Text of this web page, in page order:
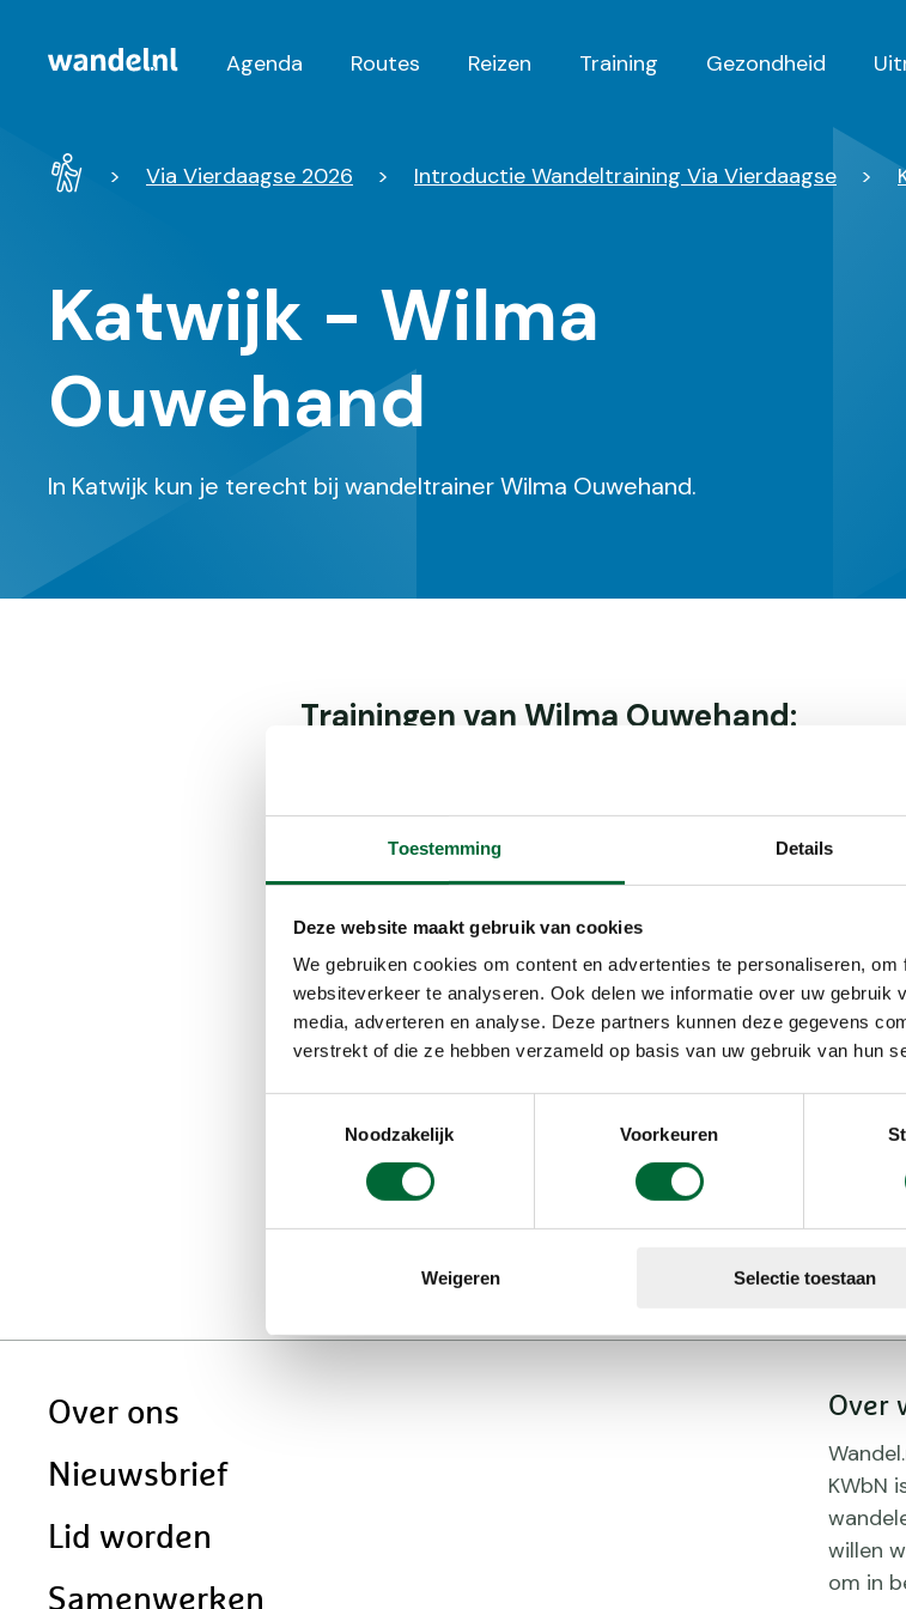
Toestemming Details
Deze website maakt gebruik van cookies
We gebruiken cookies om content en advertenties te personaliseren,
websiteverkeer te analyseren. Ook delen we informatie over uw gebruik
media, adverteren en analyse. Deze partners kunnen deze gegevens
verstrekt of die ze hebben verzameld op basis van uw gebruik van hun
Noodzakelijk
Voorkeuren
Weigeren Selectie toestaan
Hoofdnavigatie
Agenda Routes Reizen Training Gezondheid
WandelVia Vierdaagse 2026 Introductie Wandeltraining Via Vierdaagse
Katwijk - Wilma
Ouwehand
In Katwijk kun je terecht bij wandeltrainer Wilma Ouwehand.
Trainingen van Wilma Ouwehand:
zaterdag 28 februari | 13:00 - 15:00 uur
Aanmelden klik hier!
Startlocatie:
Kantine AV Rijnsoever
Olympiaweg 2
2221 LB Katwijk (ZH)
Doormat
Over ons
Nieuwsbrief
Lid worden
Samenwerken
Over
KWbN
willen
om in